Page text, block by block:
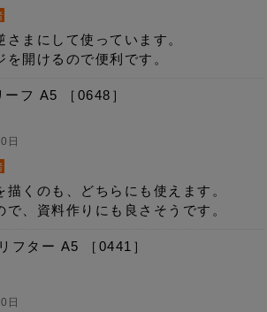
まにして使っています。
を開けるので便利です。
ーフ A5 ［0648］
日
くのも、どちらにも使えます。
、資料作りにも良さそうです。
フター A5 ［0441］
日